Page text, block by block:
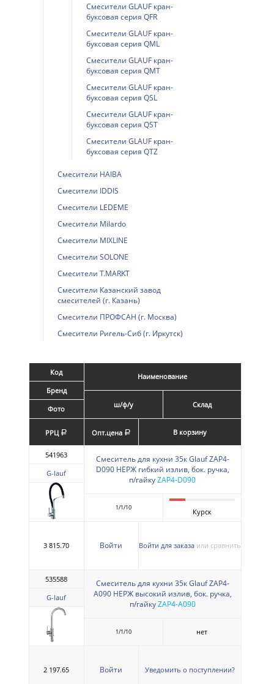
Смесители GLAUF кран-
буксовая серия QFR
Смесители GLAUF кран-
буксовая серия QML
Смесители GLAUF кран-
буксовая серия QMT
Смесители GLAUF кран-
буксовая серия QSL
Смесители GLAUF кран-
буксовая серия QST
Смесители GLAUF кран-
буксовая серия QTZ
Смесители HAIBA
Смесители IDDIS
Смесители LEDEME
Смесители Milardo
Смесители MIXLINE
Смесители SOLONE
Смесители T.MARKT
Смесители Казанский завод
смесителей (г. Казань)
Смесители ПРОФСАН (г. Москва)
Смесители Ригель-Сиб (г. Иркутск)
Код
Бренд
Фото
Наименование
ш/ф/у Склад
РРЦ a Опт.цена a В корзину
541963
G-lauf
Смеситель для кухни 35к Glauf ZAP4-
D090 НЕРЖ гибкий излив, бок. ручка,
п/гайкуZAP4-D090
1/1/10 Курск
3 815.70 Войти Войти для заказа или сравнить
535588
G-lauf
Смеситель для кухни 35к Glauf ZAP4-
A090 НЕРЖ высокий излив, бок. ручка,
п/гайку ZAP4-A090
1/1/10 нет
2 197.65 Войти Уведомить о поступлении?